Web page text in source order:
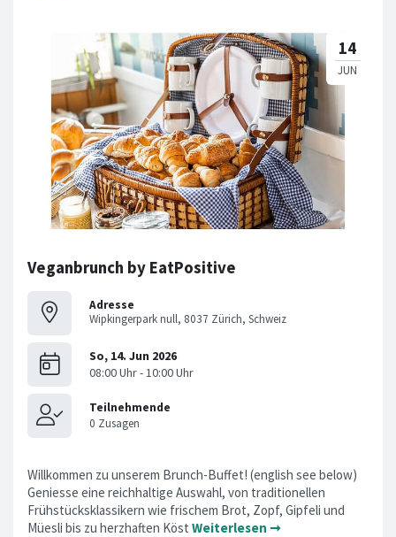
Veganbrunch by EatPositive
Adresse
Wipkingerpark null, 8037 Zürich, Schweiz
Willkommen zu unserem Brunch-Buffet! (english see below)
Geniesse eine reichhaltige Auswahl, von traditionellen
Frühstücksklassikern wie frischem Brot, Zopf, Gipfeli und
Müesli bis zu herzhaften Köst Weiterlesen ➞